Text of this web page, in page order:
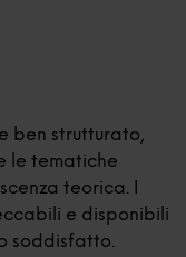
ben strutturato,
le tematiche
teorica. I
e disponibili
soddisfatto.